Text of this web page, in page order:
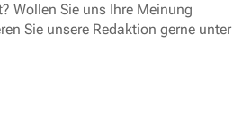
Wollen Sie uns Ihre Meinung
Sie unsere Redaktion gerne unter